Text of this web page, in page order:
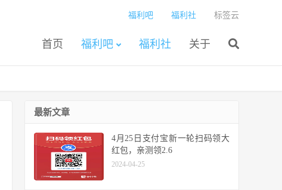
首页 福利吧 福利社 关于
福利吧 福利社 标签云
最新文章
4月25日支付宝新一轮扫码领大
红包，亲测领2.6
2024-04-25